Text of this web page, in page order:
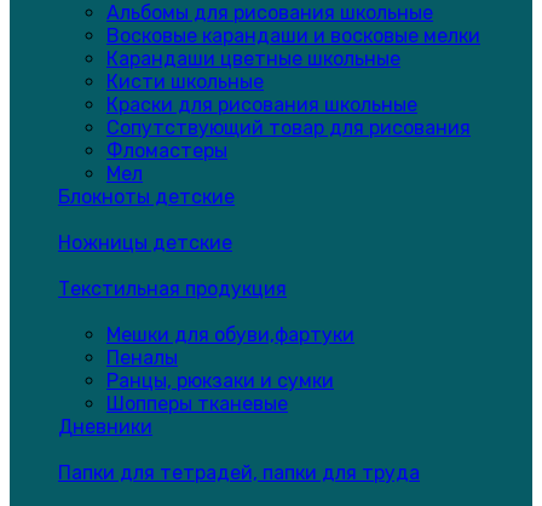
Альбомы для рисования школьные
Восковые карандаши и восковые мелки
Карандаши цветные школьные
Кисти школьные
Краски для рисования школьные
Сопутствующий товар для рисования
Фломастеры
Мел
Блокноты детские
Ножницы детские
Текстильная продукция
Мешки для обуви,фартуки
Пеналы
Ранцы, рюкзаки и сумки
Шопперы тканевые
Дневники
Папки для тетрадей, папки для труда